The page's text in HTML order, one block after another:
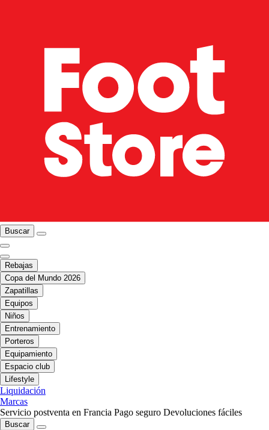
Buscar
Rebajas
Copa del Mundo 2026
Zapatillas
Equipos
Niños
Entrenamiento
Porteros
Equipamiento
Espacio club
Lifestyle
Liquidación
Marcas
Servicio postventa en Francia Pago seguro Devoluciones fáciles
Buscar